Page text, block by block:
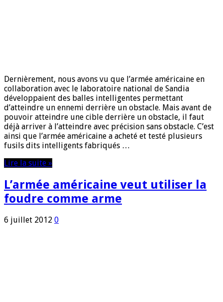
Dernièrement, nous avons vu que l’armée américaine en
collaboration avec le laboratoire national de Sandia
développaient des balles intelligentes permettant
d’atteindre un ennemi derrière un obstacle. Mais avant de
pouvoir atteindre une cible derrière un obstacle, il faut
déjà arriver à l’atteindre avec précision sans obstacle. C’est
ainsi que l’armée américaine a acheté et testé plusieurs
fusils dits intelligents fabriqués …
Lire la suite »
L’armée américaine veut utiliser la
foudre comme arme
6 juillet 2012 0